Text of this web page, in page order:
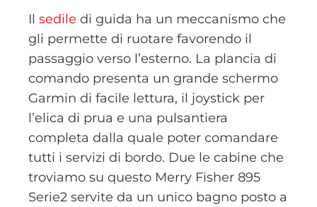
Il sedile di guida ha un meccanismo che
gli permette di ruotare favorendo il
passaggio verso l’esterno. La plancia di
comando presenta un grande schermo
Garmin di facile lettura, il joystick per
l’elica di prua e una pulsantiera
completa dalla quale poter comandare
tutti i servizi di bordo. Due le cabine che
troviamo su questo Merry Fisher 895
Serie2 servite da un unico bagno posto a